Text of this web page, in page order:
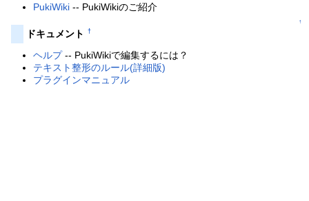
PukiWiki -- PukiWikiのご紹介
↑
ドキュメント †
ヘルプ-- PukiWikiで編集するには？
テキスト整形のルール(詳細版)
プラグインマニュアル